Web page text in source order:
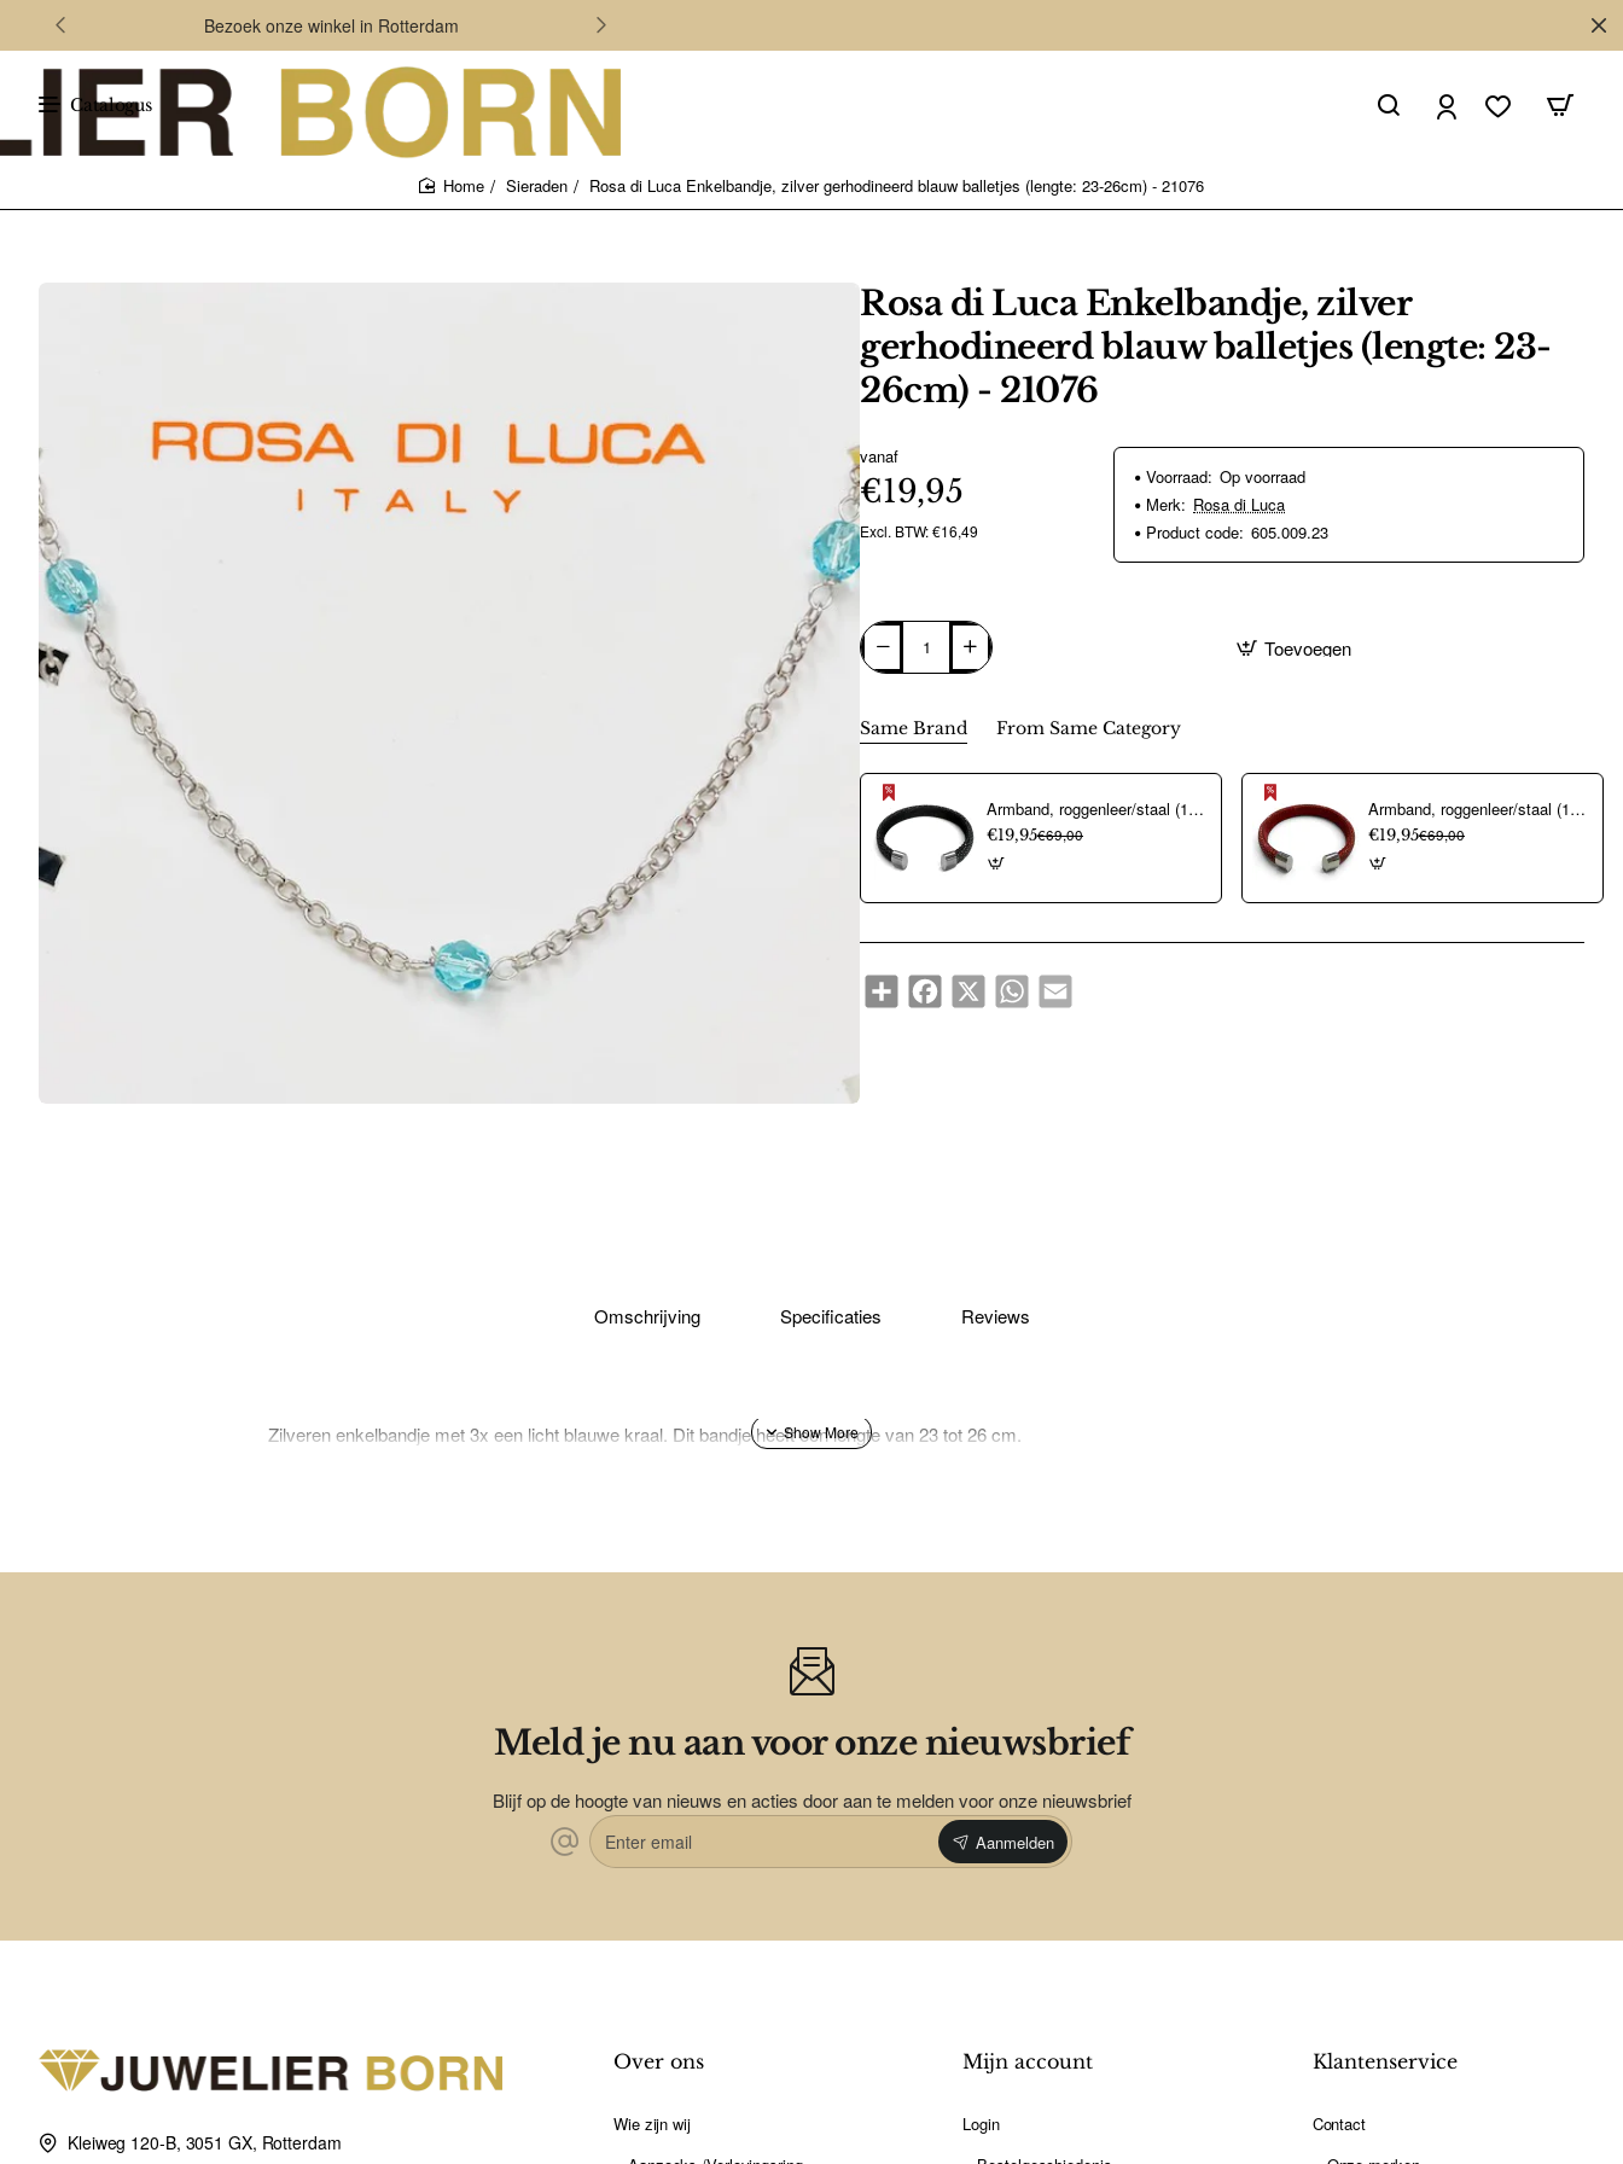
Bezoek onze winkel in Rotterdam
Catalogus
Sieraden Rosa di Luca Enkelbandje, zilver gerhodineerd blauw balletjes (lengte: 23-26cm) - 21076
Rosa di Luca Enkelbandje, zilver
gerhodineerd blauw balletjes (lengte: 23-
26cm) - 21076
vanaf
€19,95
Excl. BTW: €16,49
Voorraad: Op voorraad
Merk: Rosa di Luca
Product code: 605.009.23
Toevoegen
Same Brand From Same Category
Armband, roggenleer/staal (12mm.breed) kleur donkerblauw - 9967
€19,95€69,00
Armband, roggenleer/staal (12mm.breed) kleur rood - 10023
€19,95€69,00
ShareFacebook
X WhatsAppEmail
Omschrijving Specificaties Reviews
Zilveren enkelbandje met 3x een licht blauwe kraal. Dit bandje heeft een lengte van 23 tot 26 cm.
Meld je nu aan voor onze nieuwsbrief
Blijf op de hoogte van nieuws en acties door aan te melden voor onze nieuwsbrief
Enter
email
Aanmelden
Kleiweg 120-B, 3051 GX, Rotterdam
Over ons
Wie zijn wij
Mijn account
Login
Klantenservice
Contact